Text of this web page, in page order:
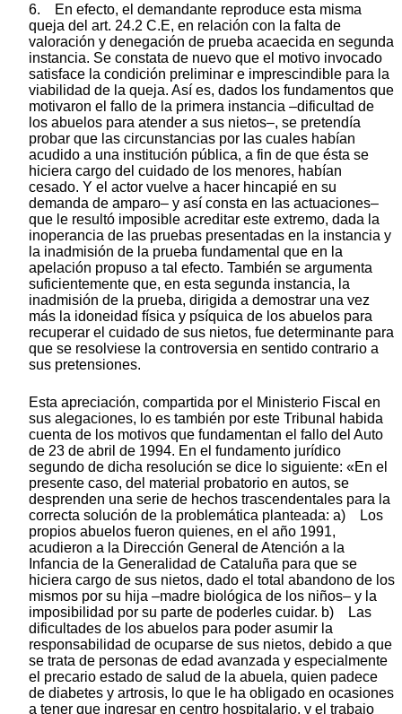
6. En efecto, el demandante reproduce esta misma
queja del art. 24.2 C.E, en relación con la falta de
valoración y denegación de prueba acaecida en segunda
instancia. Se constata de nuevo que el motivo invocado
satisface la condición preliminar e imprescindible para la
viabilidad de la queja. Así es, dados los fundamentos que
motivaron el fallo de la primera instancia –dificultad de
los abuelos para atender a sus nietos–, se pretendía
probar que las circunstancias por las cuales habían
acudido a una institución pública, a fin de que ésta se
hiciera cargo del cuidado de los menores, habían
cesado. Y el actor vuelve a hacer hincapié en su
demanda de amparo– y así consta en las actuaciones–
que le resultó imposible acreditar este extremo, dada la
inoperancia de las pruebas presentadas en la instancia y
la inadmisión de la prueba fundamental que en la
apelación propuso a tal efecto. También se argumenta
suficientemente que, en esta segunda instancia, la
inadmisión de la prueba, dirigida a demostrar una vez
más la idoneidad física y psíquica de los abuelos para
recuperar el cuidado de sus nietos, fue determinante para
que se resolviese la controversia en sentido contrario a
sus pretensiones.
Esta apreciación, compartida por el Ministerio Fiscal en
sus alegaciones, lo es también por este Tribunal habida
cuenta de los motivos que fundamentan el fallo del Auto
de 23 de abril de 1994. En el fundamento jurídico
segundo de dicha resolución se dice lo siguiente: «En el
presente caso, del material probatorio en autos, se
desprenden una serie de hechos trascendentales para la
correcta solución de la problemática planteada: a) Los
propios abuelos fueron quienes, en el año 1991,
acudieron a la Dirección General de Atención a la
Infancia de la Generalidad de Cataluña para que se
hiciera cargo de sus nietos, dado el total abandono de los
mismos por su hija –madre biológica de los niños– y la
imposibilidad por su parte de poderles cuidar. b) Las
dificultades de los abuelos para poder asumir la
responsabilidad de ocuparse de sus nietos, debido a que
se trata de personas de edad avanzada y especialmente
el precario estado de salud de la abuela, quien padece
de diabetes y artrosis, lo que le ha obligado en ocasiones
a tener que ingresar en centro hospitalario, y el trabajo